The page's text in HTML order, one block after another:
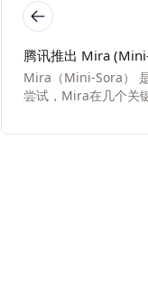
腾讯推出 Mira
Mira（Mini-Sora）
尝试，Mira在几个关